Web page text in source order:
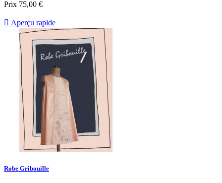
Prix 75,00 €
 Aperçu rapide
Robe Gribouille